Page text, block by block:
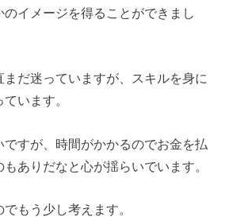
のイメージを得ることができまし
だ迷っていますが、スキルを身に
います。
すが、時間がかかるのでお金を払
ありだなと心が揺らいでいます。
もう少し考えます。